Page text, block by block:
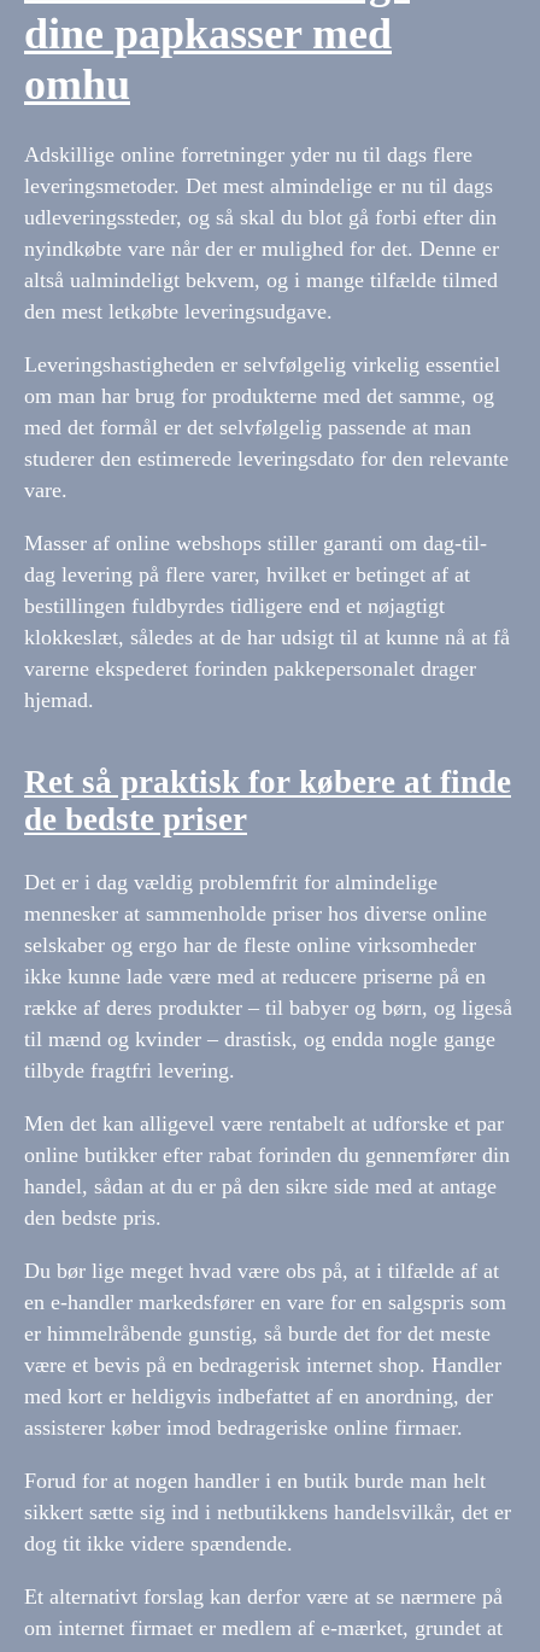
dine papkasser med
omhu
Adskillige online forretninger yder nu til dags flere
leveringsmetoder. Det mest almindelige er nu til dags
udleveringssteder, og så skal du blot gå forbi efter din
nyindkøbte vare når der er mulighed for det. Denne er
altså ualmindeligt bekvem, og i mange tilfælde tilmed
den mest letkøbte leveringsudgave.
Leveringshastigheden er selvfølgelig virkelig essentiel
om man har brug for produkterne med det samme, og
med det formål er det selvfølgelig passende at man
studerer den estimerede leveringsdato for den relevante
vare.
Masser af online webshops stiller garanti om dag-til-
dag levering på flere varer, hvilket er betinget af at
bestillingen fuldbyrdes tidligere end et nøjagtigt
klokkeslæt, således at de har udsigt til at kunne nå at få
varerne ekspederet forinden pakkepersonalet drager
hjemad.
Ret så praktisk for købere at finde
de bedste priser
Det er i dag vældig problemfrit for almindelige
mennesker at sammenholde priser hos diverse online
selskaber og ergo har de fleste online virksomheder
ikke kunne lade være med at reducere priserne på en
række af deres produkter – til babyer og børn, og ligeså
til mænd og kvinder – drastisk, og endda nogle gange
tilbyde fragtfri levering.
Men det kan alligevel være rentabelt at udforske et par
online butikker efter rabat forinden du gennemfører din
handel, sådan at du er på den sikre side med at antage
den bedste pris.
Du bør lige meget hvad være obs på, at i tilfælde af at
en e-handler markedsfører en vare for en salgspris som
er himmelråbende gunstig, så burde det for det meste
være et bevis på en bedragerisk internet shop. Handler
med kort er heldigvis indbefattet af en anordning, der
assisterer køber imod bedrageriske online firmaer.
Forud for at nogen handler i en butik burde man helt
sikkert sætte sig ind i netbutikkens handelsvilkår, det er
dog tit ikke videre spændende.
Et alternativt forslag kan derfor være at se nærmere på
om internet firmaet er medlem af e-mærket, grundet at